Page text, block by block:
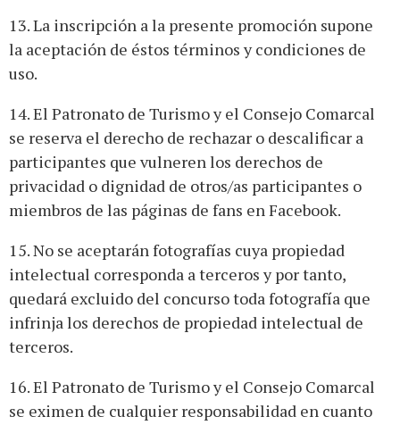
13. La inscripción a la presente promoción supone
la aceptación de éstos términos y condiciones de
uso.
14. El Patronato de Turismo y el Consejo Comarcal
se reserva el derecho de rechazar o descalificar a
participantes que vulneren los derechos de
privacidad o dignidad de otros/as participantes o
miembros de las páginas de fans en Facebook.
15. No se aceptarán fotografías cuya propiedad
intelectual corresponda a terceros y por tanto,
quedará excluido del concurso toda fotografía que
infrinja los derechos de propiedad intelectual de
terceros.
16. El Patronato de Turismo y el Consejo Comarcal
se eximen de cualquier responsabilidad en cuanto